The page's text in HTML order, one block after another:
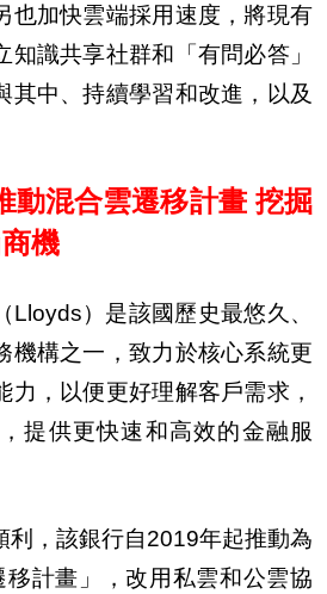
也加快雲端採用速度，將現有
識共享社群和「有問必答」
其中、持續學習和改進，以及
動混合雲遷移計畫 挖掘
機
Lloyds）是該國歷史最悠久、
機構之一，致力於核心系統更
力，以便更好理解客戶需求，
提供更快速和高效的金融服
利，該銀行自2019年起推動為
計畫」，改用私雲和公雲協